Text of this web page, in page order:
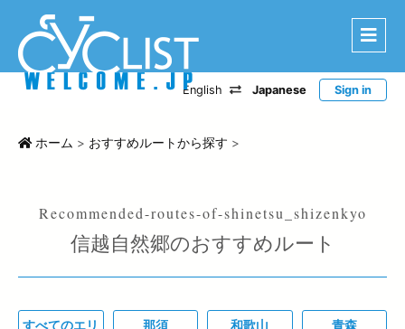
登録宿泊施設
宿泊レポート
ツアー・イベントから探す
English Japanese Sign in
ホーム > おすすめルートから探す >
信越自然郷のおすすめルート
すべてのエリ
那須 和歌山 青森